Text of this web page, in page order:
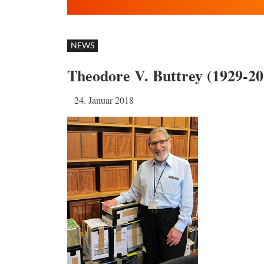
NEWS
Theodore V. Buttrey (1929-
24. Januar 2018